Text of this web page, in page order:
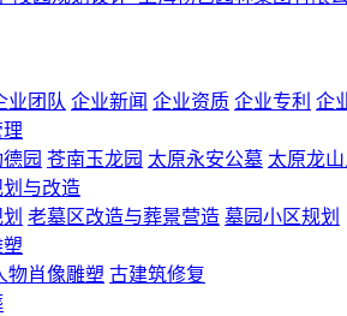
业团队 企业新闻 企业资质 企业专利 企
园 苍南玉龙园 太原永安公墓 太原龙
与改造
老墓区改造与葬景营造 墓园小区规划
物肖像雕塑 古建筑修复